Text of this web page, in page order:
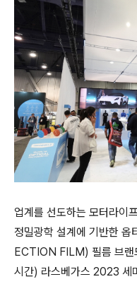
업계를 선도하는 모터라이
정밀광학 설계에 기반한 옵
ECTION FILM) 필름 브랜
시간) 라스베가스 2023 세